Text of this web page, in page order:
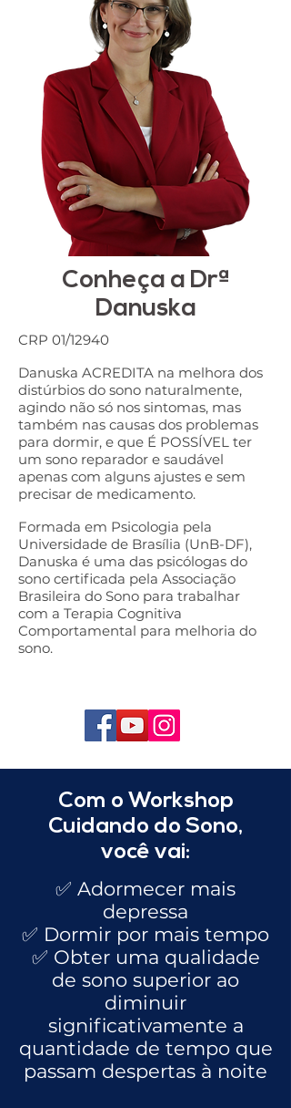
Conheça a Drª
Danuska
CRP 01/12940
Danuska ACREDITA na melhora dos
distúrbios do sono naturalmente,
agindo não só nos sintomas, mas
também nas causas dos problemas
para dormir, e que É POSSÍVEL ter
um sono reparador e saudável
apenas com alguns ajustes e sem
precisar de medicamento.
Formada em Psicologia pela
Universidade de Brasília (UnB-DF),
Danuska é uma das psicólogas do
sono certificada pela Associação
Brasileira do Sono para trabalhar
com a Terapia Cognitiva
Comportamental para melhoria do
sono.
✅ Adormecer mais
depressa
✅ Dormir por mais tempo
✅ Obter uma qualidade
de sono superior ao
diminuir
significativamente a
quantidade de tempo que
passam despertas à noite
Com o Workshop
Cuidando do Sono,
você vai: